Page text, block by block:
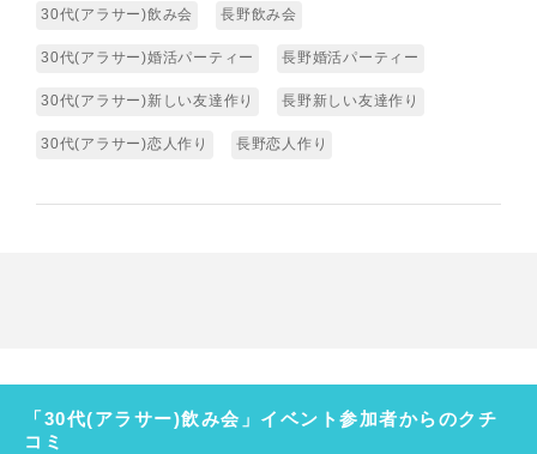
30代(アラサー)飲み会 長野飲み会
30代(アラサー)婚活パーティー 長野婚活パーティー
30代(アラサー)新しい友達作り 長野新しい友達作り
30代(アラサー)恋人作り 長野恋人作り
「30代(アラサー)飲み会」イベント参加者からのクチ
コミ